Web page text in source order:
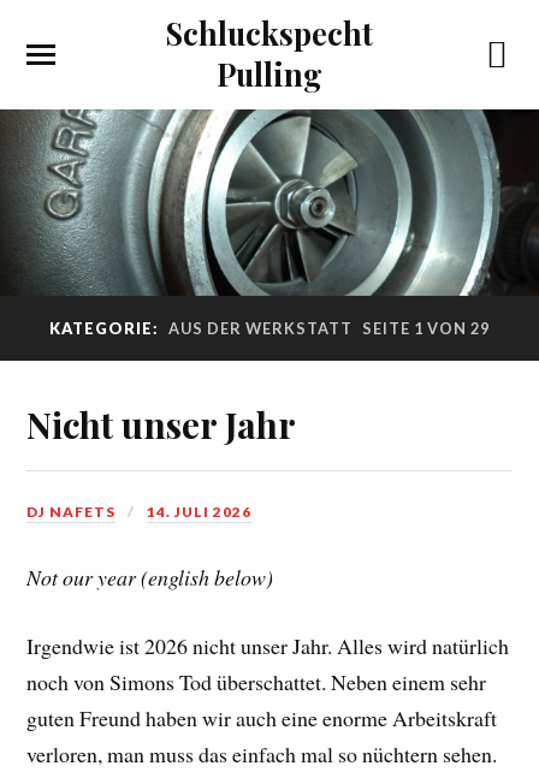
Schluckspecht
Pulling
KATEGORIE: AUS DER WERKSTATT SEITE 1 VON 29
Nicht unser Jahr
DJ NAFETS 14. JULI 2026
Not our year (english below)
Irgendwie ist 2026 nicht unser Jahr. Alles wird natürlich
noch von Simons Tod überschattet. Neben einem sehr
guten Freund haben wir auch eine enorme Arbeitskraft
verloren, man muss das einfach mal so nüchtern sehen.